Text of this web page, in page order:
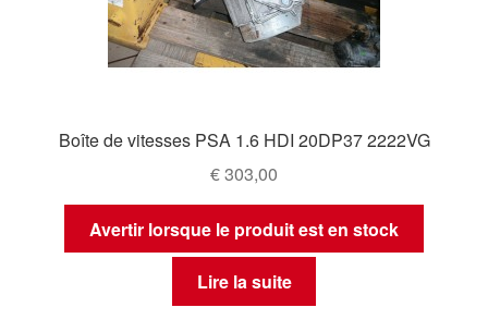
Boîte de vitesses PSA 1.6 HDI 20DP37 2222VG
€303,00
Avertir lorsque le produit est en stock
Lire la suite